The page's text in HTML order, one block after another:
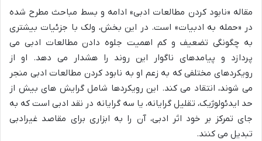
مقاله «نابود کردن مطالعات ادبی» ادامه و بسط مباحث مطرح شده
در «حمله به ادبیات» است. در این بخش، ولک با جزئیات بیشتری
به چگونگی تضعیف و کم اهمیت جلوه دادن مطالعات ادبی می
پردازد و پیامدهای ناگوار این روند را هشدار می دهد. او از
رویکردهای مختلفی که به زعم او به نابود کردن مطالعات ادبی منجر
می شوند، انتقاد می کند. این رویکردها شامل گرایش های بیش از
حد ایدئولوژیک، تقلیل گرایانه، یا سه گرایانه در نقد ادبی است که به
جای تمرکز بر خود اثر ادبی، آن را به ابزاری برای مقاصد غیرادبی
تبدیل می کنند.